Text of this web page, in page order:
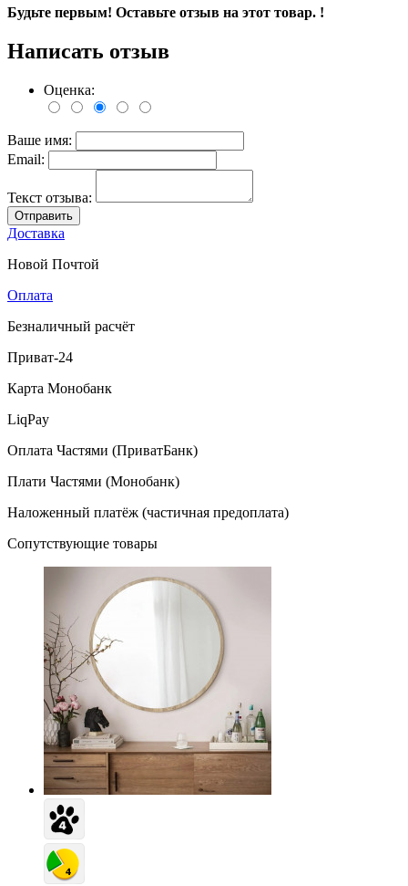
Будьте первым! Оставьте отзыв на этот товар. !
Написать отзыв
Оценка:
Ваше имя:
Email:
Текст отзыва:
Отправить
Доставка
Новой Почтой
Оплата
Безналичный расчёт
Приват-24
Карта Монобанк
LiqPay
Оплата Частями (ПриватБанк)
Плати Частями (Монобанк)
Наложенный платёж (частичная предоплата)
Сопутствующие товары